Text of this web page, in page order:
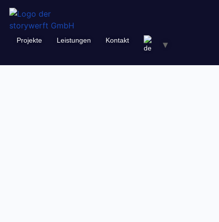
springen
Projekte Leistungen Kontakt